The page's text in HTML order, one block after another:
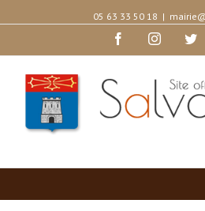
05 63 33 50 18 |
FacebookInstagram